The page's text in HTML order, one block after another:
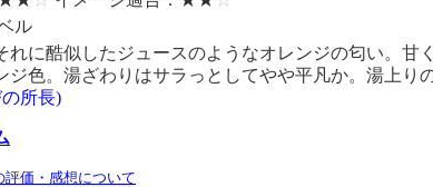
ル
れに酷似したジュースのようなオレンジの匂い。
ジ色。湯ざわりはサラっとしてやや平凡か。湯上
所長)
価・感想について